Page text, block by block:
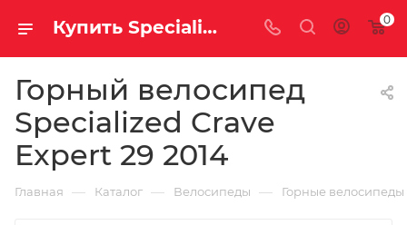
Купить Specialized Crave Expert 29 2014 за рублей, а со скидкой 0
Горный велосипед
Specialized Crave
Expert 29 2014
Главная — Каталог — Велосипеды — Горные велосипеды